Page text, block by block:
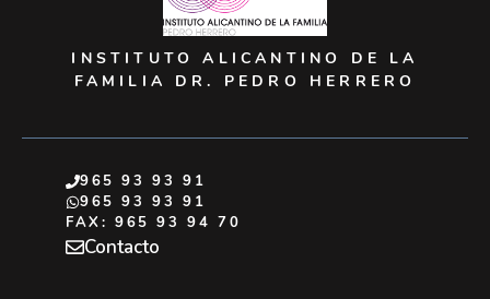
INSTITUTO ALICANTINO DE LA
FAMILIA DR. PEDRO HERRERO
965 93 93 91
965 93 93 91
FAX: 965 93 94 70
Contacto